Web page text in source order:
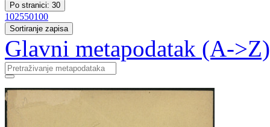
Po stranici: 30
102550100
Sortiranje zapisa
Glavni metapodatak (A->Z)